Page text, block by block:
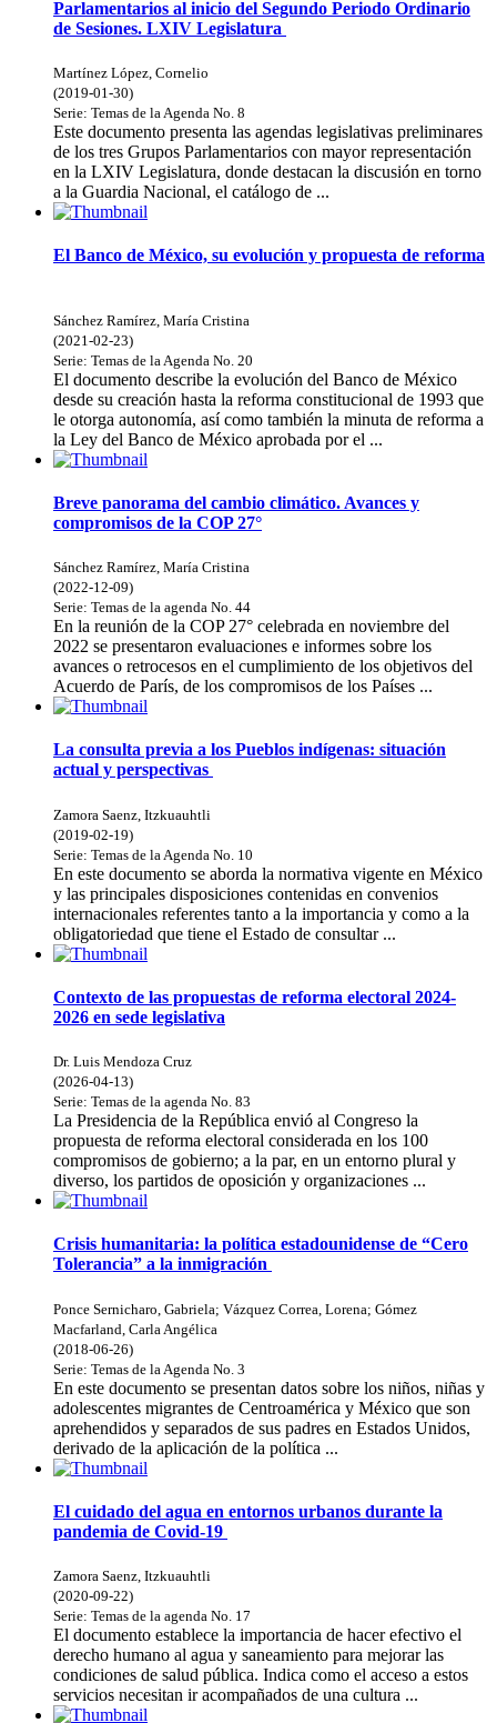
Parlamentarios al inicio del Segundo Periodo Ordinario
de Sesiones. LXIV Legislatura
Martínez López, Cornelio
(2019-01-30)
Serie: Temas de la Agenda No. 8
Este documento presenta las agendas legislativas preliminares
de los tres Grupos Parlamentarios con mayor representación
en la LXIV Legislatura, donde destacan la discusión en torno
a la Guardia Nacional, el catálogo de ...
El Banco de México, su evolución y propuesta de reforma
Sánchez Ramírez, María Cristina
(2021-02-23)
Serie: Temas de la Agenda No. 20
El documento describe la evolución del Banco de México
desde su creación hasta la reforma constitucional de 1993 que
le otorga autonomía, así como también la minuta de reforma a
la Ley del Banco de México aprobada por el ...
Breve panorama del cambio climático. Avances y
compromisos de la COP 27°
Sánchez Ramírez, María Cristina
(2022-12-09)
Serie: Temas de la agenda No. 44
En la reunión de la COP 27° celebrada en noviembre del
2022 se presentaron evaluaciones e informes sobre los
avances o retrocesos en el cumplimiento de los objetivos del
Acuerdo de París, de los compromisos de los Países ...
La consulta previa a los Pueblos indígenas: situación
actual y perspectivas
Zamora Saenz, Itzkuauhtli
(2019-02-19)
Serie: Temas de la Agenda No. 10
En este documento se aborda la normativa vigente en México
y las principales disposiciones contenidas en convenios
internacionales referentes tanto a la importancia y como a la
obligatoriedad que tiene el Estado de consultar ...
Contexto de las propuestas de reforma electoral 2024-
2026 en sede legislativa
Dr. Luis Mendoza Cruz
(2026-04-13)
Serie: Temas de la agenda No. 83
La Presidencia de la República envió al Congreso la
propuesta de reforma electoral considerada en los 100
compromisos de gobierno; a la par, en un entorno plural y
diverso, los partidos de oposición y organizaciones ...
Crisis humanitaria: la política estadounidense de “Cero
Tolerancia” a la inmigración
Ponce Sernicharo, Gabriela; Vázquez Correa, Lorena; Gómez
Macfarland, Carla Angélica
(2018-06-26)
Serie: Temas de la Agenda No. 3
En este documento se presentan datos sobre los niños, niñas y
adolescentes migrantes de Centroamérica y México que son
aprehendidos y separados de sus padres en Estados Unidos,
derivado de la aplicación de la política ...
El cuidado del agua en entornos urbanos durante la
pandemia de Covid-19
Zamora Saenz, Itzkuauhtli
(2020-09-22)
Serie: Temas de la agenda No. 17
El documento establece la importancia de hacer efectivo el
derecho humano al agua y saneamiento para mejorar las
condiciones de salud pública. Indica como el acceso a estos
servicios necesitan ir acompañados de una cultura ...